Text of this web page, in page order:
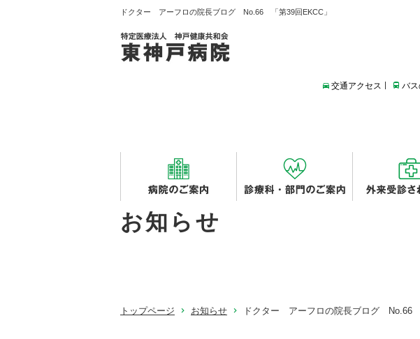
ドクター アーフロの院長ブログ No.66 「第39回EKCC」
交通アクセス バ
お知らせ
トップページ お知らせ ドクター アーフロの院長ブログ No.66